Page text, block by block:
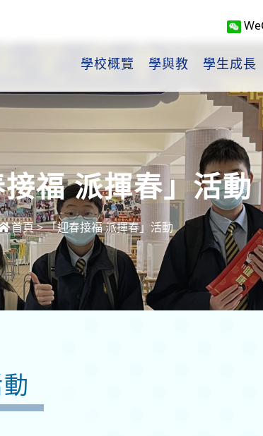
學校概覽 學與教 學生成長
福 派揮春」活動
首頁>「迎春接福 派揮春」活動